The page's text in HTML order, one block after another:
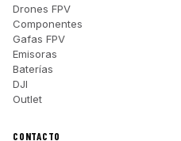
Drones FPV
Componentes
Gafas FPV
Emisoras
Baterías
DJI
Outlet
CONTACTO